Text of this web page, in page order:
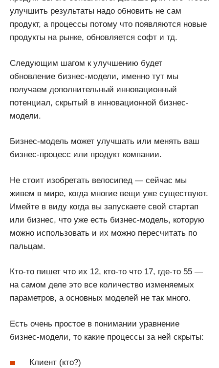
улучшить результаты надо обновить не сам
продукт, а процессы потому что появляются новые
продукты на рынке, обновляется софт и тд.
Следующим шагом к улучшению будет
обновление бизнес-модели, именно тут мы
получаем дополнительный инновационный
потенциал, скрытый в инновационной бизнес-
модели.
Бизнес-модель может улучшать или менять ваш
бизнес-процесс или продукт компании.
Не стоит изобретать велосипед — сейчас мы
живем в мире, когда многие вещи уже существуют.
Имейте в виду когда вы запускаете свой стартап
или бизнес, что уже есть бизнес-модель, которую
можно использовать и их можно пересчитать по
пальцам.
Кто-то пишет что их 12, кто-то что 17, где-то 55 —
на самом деле это все количество изменяемых
параметров, а основных моделей не так много.
Есть очень простое в понимании уравнение
бизнес-модели, то какие процессы за ней скрыты:
Клиент (кто?)